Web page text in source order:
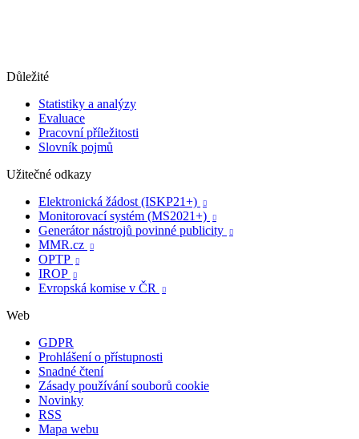
Důležité
Statistiky a analýzy
Evaluace
Pracovní příležitosti
Slovník pojmů
Užitečné odkazy
Elektronická žádost (ISKP21+)

Monitorovací systém (MS2021+) 
Generátor nástrojů povinné publicity 
MMR.cz 
OPTP 
IROP 
Evropská komise v ČR 
Web
GDPR
Prohlášení o přístupnosti
Snadné čtení
Zásady používání souborů cookie
Novinky
RSS
Mapa webu